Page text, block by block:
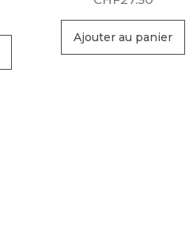
Ajouter au panier